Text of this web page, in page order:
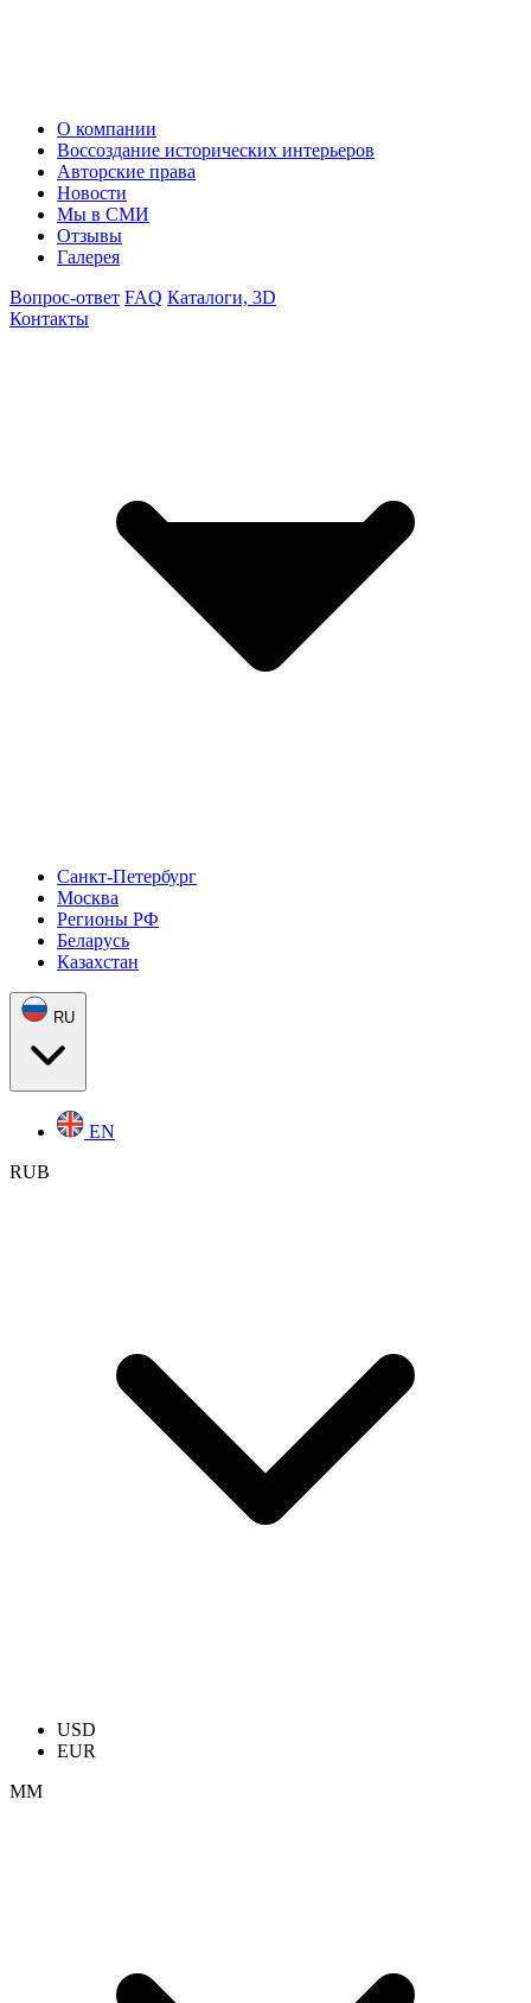
О компании
Воссоздание исторических интерьеров
Авторские права
Новости
Мы в СМИ
Отзывы
Галерея
Вопрос-ответ FAQ Каталоги, 3D
Контакты
Санкт-Петербург
Москва
Регионы РФ
Беларусь
Казахстан
RU
EN
RUB
USD
EUR
ММ